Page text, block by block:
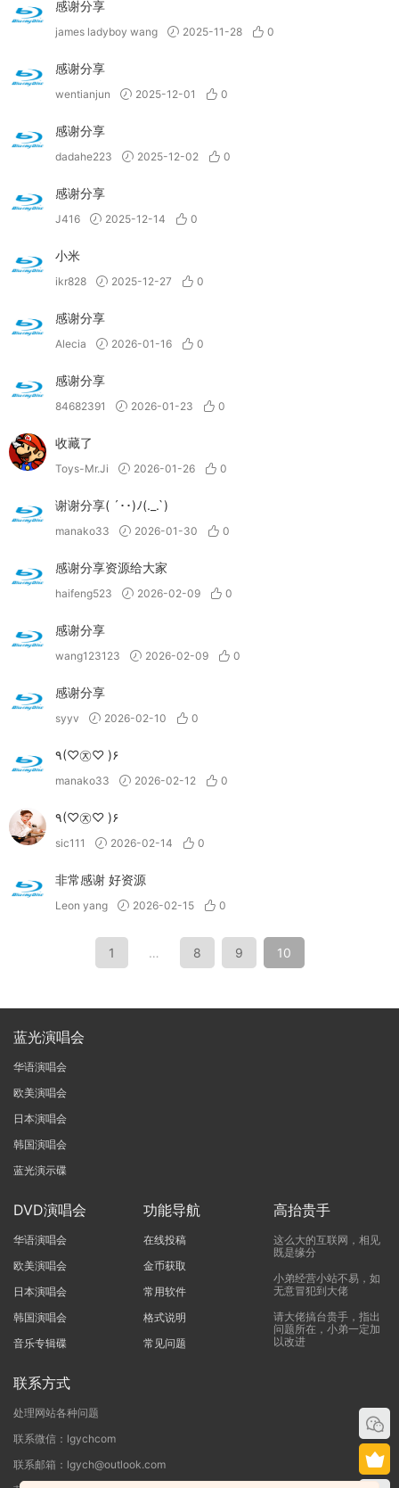
感谢分享
james ladyboy wang 2025-11-28 0
感谢分享
wentianjun 2025-12-01 0
感谢分享
dadahe223 2025-12-02 0
感谢分享
J416 2025-12-14 0
小米
ikr828 2025-12-27 0
感谢分享
Alecia 2026-01-16 0
感谢分享
84682391 2026-01-23 0
收藏了
Toys-Mr.Ji 2026-01-26 0
谢谢分享( ´･･)ﾉ(._.`)
manako33 2026-01-30 0
感谢分享资源给大家
haifeng523 2026-02-09 0
感谢分享
wang123123 2026-02-09 0
感谢分享
syyv 2026-02-10 0
٩(♡㉨♡ )۶
manako33 2026-02-12 0
٩(♡㉨♡ )۶
sic111 2026-02-14 0
非常感谢 好资源
Leon yang 2026-02-15 0
1 … 8 9 10
蓝光演唱会
华语演唱会
欧美演唱会
日本演唱会
韩国演唱会
蓝光演示碟
DVD演唱会
华语演唱会
欧美演唱会
日本演唱会
韩国演唱会
音乐专辑碟
功能导航
在线投稿
金币获取
常用软件
格式说明
常见问题
高抬贵手
这么大的互联网，相见
既是缘分
小弟经营小站不易，如
无意冒犯到大佬
请大佬搞台贵手，指出
问题所在，小弟一定加
以改进
联系方式
处理网站各种问题
联系微信：lgychcom
联系邮箱：lgych@outlook.com